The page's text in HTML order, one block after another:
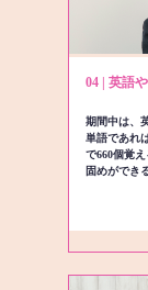
04 | 英語
期間中は、
単語であれ
で660個覚
固めができ